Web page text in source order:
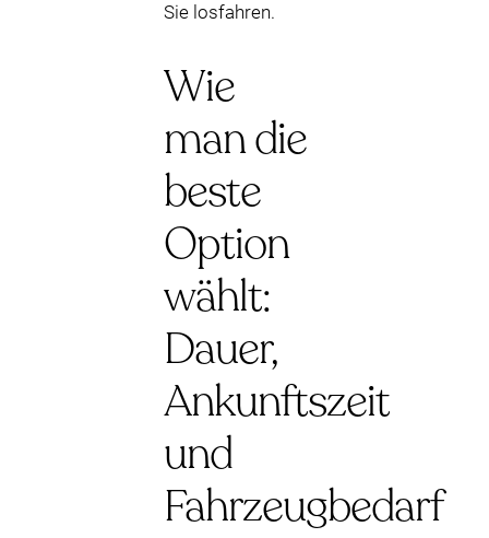
Sie losfahren.
Wie
man die
beste
Option
wählt:
Dauer,
Ankunftszeit
und
Fahrzeugbedarf